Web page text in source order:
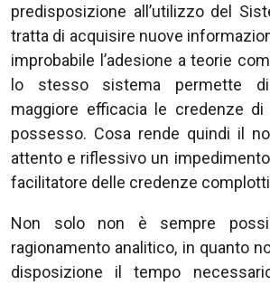
predisposizione all’utilizzo del
tratta di acquisire nuove
improbabile l’adesione a teorie
lo stesso sistema permette
maggiore efficacia le credenze
possesso. Cosa rende quindi il
attento e riflessivo un
facilitatore delle credenze
Non solo non è sempre
ragionamento analitico, in quanto
disposizione il tempo